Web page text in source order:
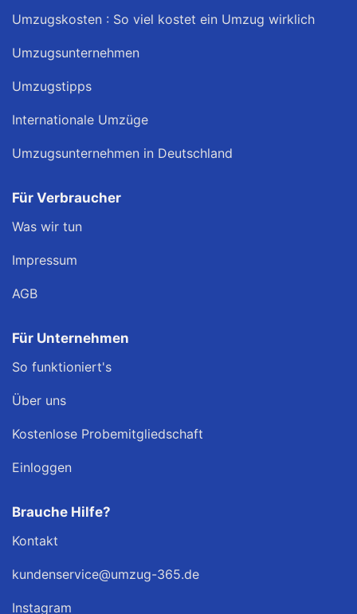
Umzugskosten : So viel kostet ein Umzug wirklich
Umzugsunternehmen
Umzugstipps
Internationale Umzüge
Umzugsunternehmen in Deutschland
Für Verbraucher
Was wir tun
Impressum
AGB
Für Unternehmen
So funktioniert's
Über uns
Kostenlose Probemitgliedschaft
Einloggen
Brauche Hilfe?
Kontakt
kundenservice@umzug-365.de
Instagram